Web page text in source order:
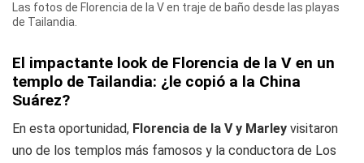
Las fotos de Florencia de la V en traje de baño desde las playas
de Tailandia.
El impactante look de Florencia de la V en un
templo de Tailandia: ¿le copió a la China
Suárez?
En esta oportunidad, Florencia de la V y Marley visitaron
uno de los templos más famosos y la conductora de Los